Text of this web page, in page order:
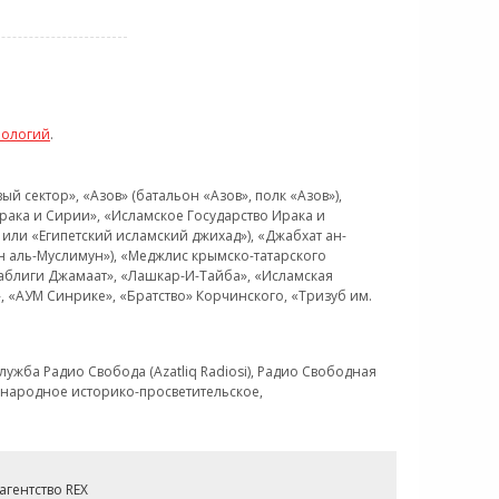
.
«Азов» (батальон «Азов», полк «Азов»),
и Сирии», «Исламское Государство Ирака и
«Египетский исламский джихад»), «Джабхат ан-
Муслимун»), «Меджлис крымско-татарского
Джамаат», «Лашкар-И-Тайба», «Исламская
Синрике», «Братство» Корчинского, «Тризуб им.
Радио Свобода (Azatliq Radiosi), Радио Свободная
историко-просветительское,
REX